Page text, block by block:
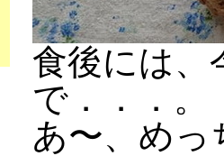
食後には、
で．．．。
あ〜、めっ